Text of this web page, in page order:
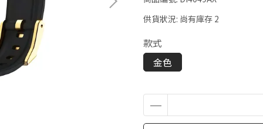
供貨狀況: 尚有庫存 2
款式
金色